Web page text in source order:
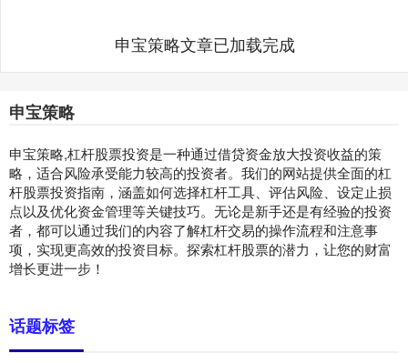
申宝策略文章已加载完成
申宝策略
申宝策略,杠杆股票投资是一种通过借贷资金放大投资收益的策
略，适合风险承受能力较高的投资者。我们的网站提供全面的杠
杆股票投资指南，涵盖如何选择杠杆工具、评估风险、设定止损
点以及优化资金管理等关键技巧。无论是新手还是有经验的投资
者，都可以通过我们的内容了解杠杆交易的操作流程和注意事
项，实现更高效的投资目标。探索杠杆股票的潜力，让您的财富
增长更进一步！
话题标签